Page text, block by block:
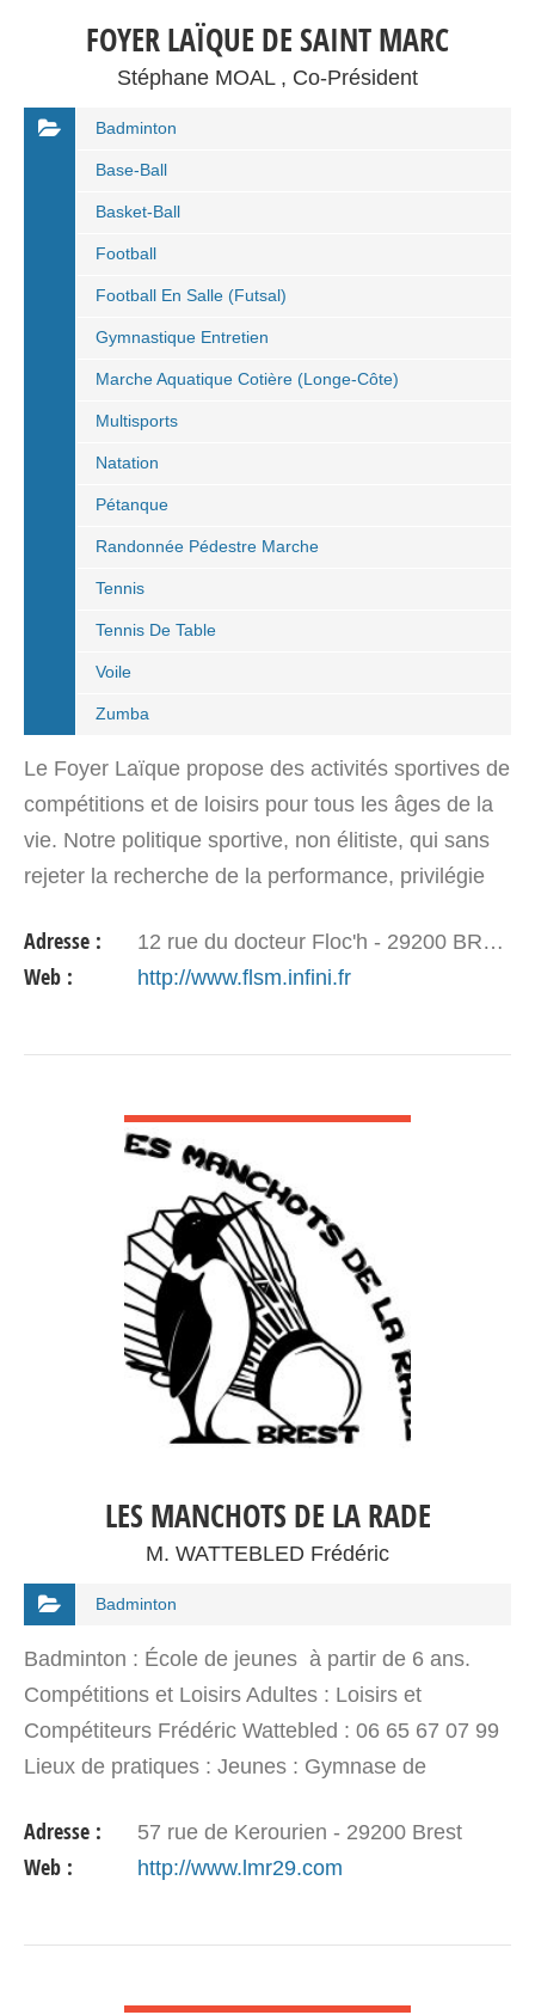
FOYER LAÏQUE DE SAINT MARC
Stéphane MOAL , Co-Président
Badminton
Base-Ball
Basket-Ball
Football
Football En Salle (Futsal)
Gymnastique Entretien
Marche Aquatique Cotière (Longe-Côte)
Multisports
Natation
Pétanque
Randonnée Pédestre Marche
Tennis
Tennis De Table
Voile
Zumba
Le Foyer Laïque propose des activités sportives de
compétitions et de loisirs pour tous les âges de la
vie. Notre politique sportive, non élitiste, qui sans
rejeter la recherche de la performance, privilégie
Adresse : 12 rue du docteur Floc'h - 29200 BREST
Web : http://www.flsm.infini.fr
LES MANCHOTS DE LA RADE
M. WATTEBLED Frédéric
Badminton
Badminton : École de jeunes à partir de 6 ans.
Compétitions et Loisirs Adultes : Loisirs et
Compétiteurs Frédéric Wattebled : 06 65 67 07 99
Lieux de pratiques : Jeunes : Gymnase de
Quéliverzan,…
Adresse : 57 rue de Kerourien - 29200 Brest
Web : http://www.lmr29.com